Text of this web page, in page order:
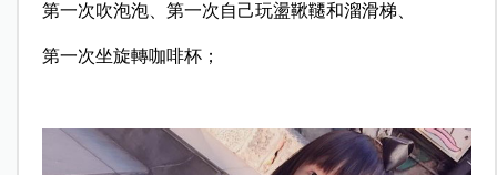
第一次吹泡泡、第一次自己玩盪鞦韆和溜滑梯、
第一次坐旋轉咖啡杯；